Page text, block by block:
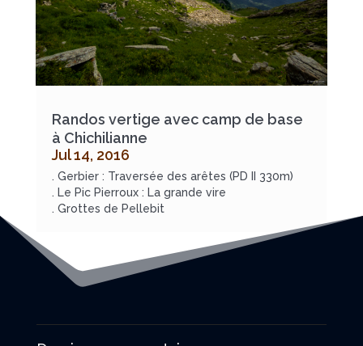
Randos vertige avec camp de base
à Chichilianne
Jul 14, 2016
. Gerbier : Traversée des arêtes (PD II 330m)
. Le Pic Pierroux : La grande vire
. Grottes de Pellebit